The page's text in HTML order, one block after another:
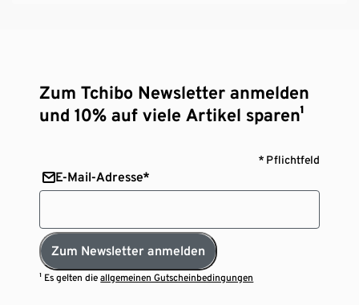
Zum Tchibo Newsletter anmelden
und 10% auf viele Artikel sparen¹
* Pflichtfeld
E-Mail-Adresse*
Zum Newsletter anmelden
¹ Es gelten dieallgemeinen Gutscheinbedingungen